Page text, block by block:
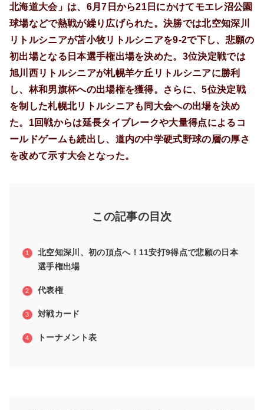
北海道大会」は、6月7日から21日にかけてモエレ沼公園
球場などで熱戦が繰り広げられた。決勝では北空知深川
リトルシニアが苫小牧リトルシニアを9-2で下し、悲願の
初出場となる日本選手権出場を決めた。3位決定戦では
旭川西リトルシニアが札幌羊ケ丘リトルシニアに勝利
し、林和男旗杯への出場権を獲得。さらに、5位決定戦
を制した札幌北リトルシニアも同大会への出場を決め
た。1回戦からは延長タイブレークや大量得点によるコ
ールドゲームも続出し、道内の中学硬式野球の層の厚さ
を改めて示す大会となった。
この記事の目次
北空知深川、初の頂点へ！11安打9得点で悲願の日本
選手権出場
代表権
対戦カード
トーナメント表